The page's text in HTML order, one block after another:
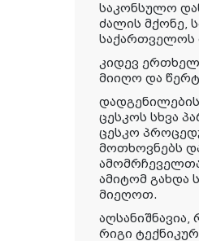
საკონსულო
ძალის მქონე,
საქართველოს
კიდევ ერთხელ
მიიღო და
ცესკოს სხვა
ცესკო
მოთხოვნებს
ამიტომ გახდა
მიეღოთ.
რიგი